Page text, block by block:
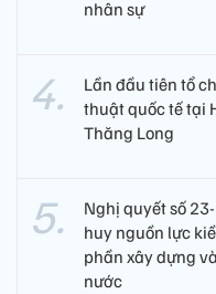
nhân sự
Lần đầu tiên tổ
thuật quốc tế tại
Thăng Long
Nghị quyết số
huy nguồn lực
phần xây dựng
nước